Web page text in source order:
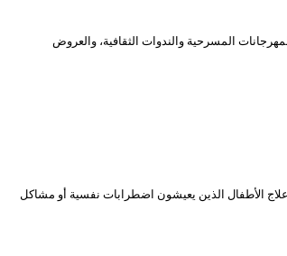
فرصة لحضور أهم المهرجانات المسرحية والندوات الثقافية، والعروض
الأطفال الذين يعيشون اضطرابات نفسية أو مشاكل